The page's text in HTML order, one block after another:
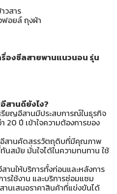
วสาร
อยล์ ถุงผ้า
รื่องซีลสายพานแนวนอน รุ่น
สานดียังไง?
ยญอีสานมีประสบการณ์ในธุรกิจ
20 ปี เข้าใจความต้องการของ
สานคัดสรรวัตถุดิบที่มีคุณภาพ
สมัย มั่นใจได้ในความทนทาน ใช้
านให้บริการทั้งก่อนและหลังการ
รใช้งาน และบริการซ่อมแซม
านเสนอราคาสินค้าที่แข่งขันได้